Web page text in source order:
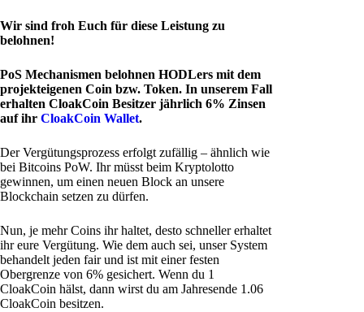
Wir sind froh Euch für diese Leistung zu
belohnen!
PoS Mechanismen belohnen HODLers mit dem
projekteigenen Coin bzw. Token. In unserem Fall
erhalten CloakCoin Besitzer jährlich 6% Zinsen
auf ihr CloakCoin Wallet.
Der Vergütungsprozess erfolgt zufällig – ähnlich wie
bei Bitcoins PoW. Ihr müsst beim Kryptolotto
gewinnen, um einen neuen Block an unsere
Blockchain setzen zu dürfen.
Nun, je mehr Coins ihr haltet, desto schneller erhaltet
ihr eure Vergütung. Wie dem auch sei, unser System
behandelt jeden fair und ist mit einer festen
Obergrenze von 6% gesichert. Wenn du 1
CloakCoin hälst, dann wirst du am Jahresende 1.06
CloakCoin besitzen.